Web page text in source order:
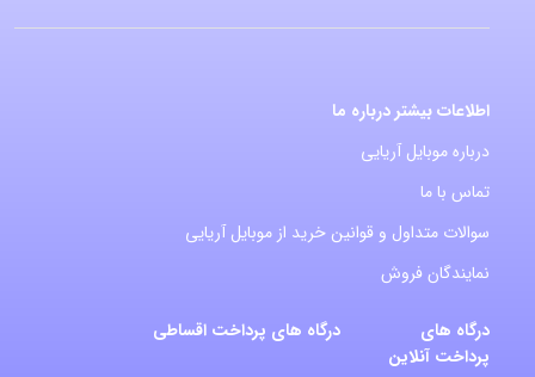
اطلاعات بیشتر درباره ما
درباره موبایل آریایی
تماس با ما
سوالات متداول و قوانین خرید از موبایل آریایی
نمایندگان فروش
درگاه های
پرداخت آنلاین
درگاه های پرداخت اقساطی